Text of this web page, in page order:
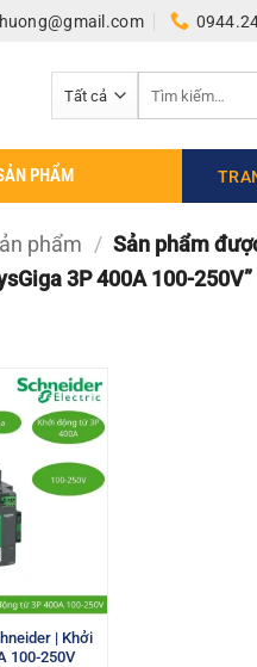
kiếm:
PHẨM
phẩm / Sản phẩm
3P 400A 100-250V”
| Khởi
100-250V